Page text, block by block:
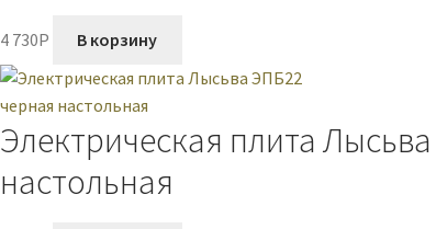
4 730P В корзину
Электрическая плита
настольная